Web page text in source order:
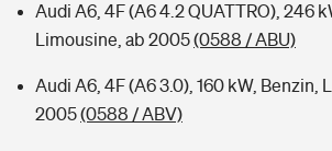
Audi A6, 4F (A6 4.2 QUATTRO), 246
Limousine, ab 2005(0588 / ABU)
Audi A6, 4F (A6 3.0), 160 kW, Benzin,
2005(0588 / ABV)